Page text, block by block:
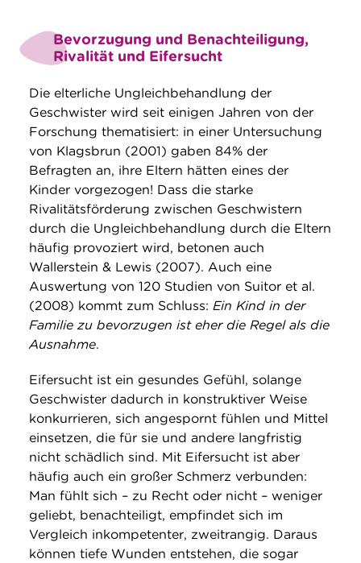
Bevorzugung und Benachteiligung,
Rivalität und Eifersucht
Die elterliche Ungleichbehandlung der
Geschwister wird seit einigen Jahren von der
Forschung thematisiert: in einer Untersuchung
von Klagsbrun (2001) gaben 84% der
Befragten an, ihre Eltern hätten eines der
Kinder vorgezogen! Dass die starke
Rivalitätsförderung zwischen Geschwistern
durch die Ungleichbehandlung durch die Eltern
häufig provoziert wird, betonen auch
Wallerstein & Lewis (2007). Auch eine
Auswertung von 120 Studien von Suitor et al.
(2008) kommt zum Schluss: Ein Kind in der
Familie zu bevorzugen ist eher die Regel als die
Ausnahme.
Eifersucht ist ein gesundes Gefühl, solange
Geschwister dadurch in konstruktiver Weise
konkurrieren, sich angespornt fühlen und Mittel
einsetzen, die für sie und andere langfristig
nicht schädlich sind. Mit Eifersucht ist aber
häufig auch ein großer Schmerz verbunden:
Man fühlt sich – zu Recht oder nicht – weniger
geliebt, benachteiligt, empfindet sich im
Vergleich inkompetenter, zweitrangig. Daraus
können tiefe Wunden entstehen, die sogar